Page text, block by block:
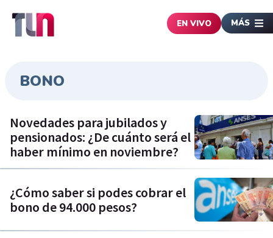
EN VIVO MÁS
BONO
Novedades para jubilados y
pensionados: ¿De cuánto será el
haber mínimo en noviembre?
¿Cómo saber si podes cobrar el
bono de 94.000 pesos?